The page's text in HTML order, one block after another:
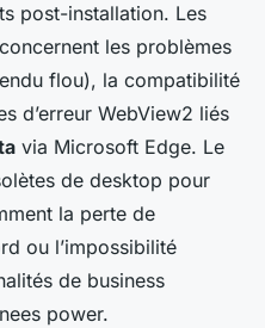
post-installation. Les
les problèmes
flou), la compatibilité
d’erreur WebView2 liés
via Microsoft Edge. Le
de desktop pour
la perte de
ou l’impossibilité
de business
power.